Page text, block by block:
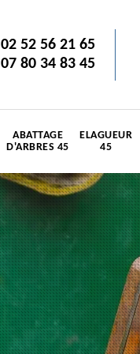
02 52 56 21 65
07 80 34 83 45
ABATTAGE
D'ARBRES 45
ELAGUEUR
45